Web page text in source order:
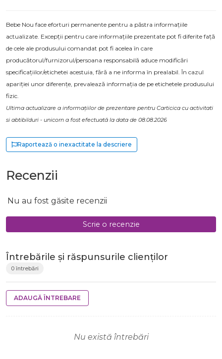
Bebe Nou face eforturi permanente pentru a păstra informațiile
actualizate. Excepții pentru care informațiile prezentate pot fi diferite față
de cele ale produsului comandat pot fi acelea în care
producătorul/furnizorul/persoana responsabilă aduce modificări
specificațiilor/etichetei acestuia, fără a ne informa în prealabil. În cazul
apariției unor diferențe, prevalează informația de pe etichetele produsului
fizic.
Ultima actualizare a informațiilor de prezentare pentru Carticica cu activitati
si abtibilduri - unicorn a fost efectuată la data de 08.08.2026
Raportează o inexactitate la descriere
Recenzii
Nu au fost găsite recenzii
Scrie o recenzie
Întrebările și răspunsurile clienților
0 întrebări
ADAUGĂ ÎNTREBARE
Nu există întrebări